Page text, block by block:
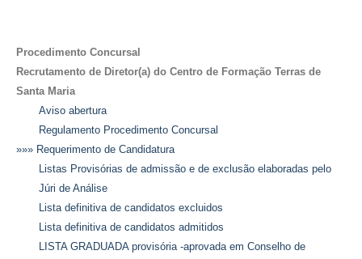
Procedimento Concursal
Recrutamento de Diretor(a) do Centro de Formação Terras de
Santa Maria
Aviso abertura
Regulamento Procedimento Concursal
»»» Requerimento de Candidatura
Listas Provisórias de admissão e de exclusão elaboradas pelo
Júri de Análise
Lista definitiva de candidatos excluidos
Lista definitiva de candidatos admitidos
LISTA GRADUADA provisória -aprovada em Conselho de